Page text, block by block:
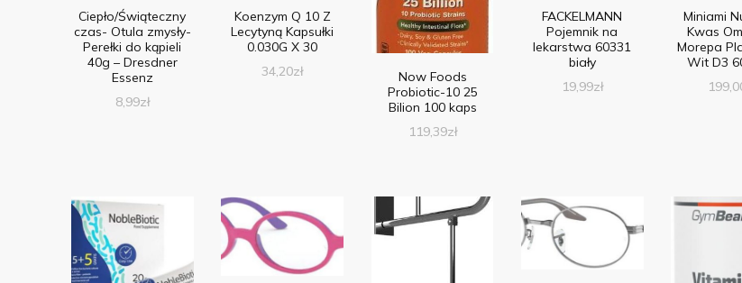
Ciepło/Świąteczny
czas- Otula zmysły-
Perełki do kąpieli
40g – Dresdner
Essenz
8,99zł
Koenzym Q 10 Z
Lecytyną Kapsułki
0.030G X 30
34,20zł
Now Foods
Probiotic-10 25
Bilion 100 kaps
119,39zł
FACKELMANN
Pojemnik na
lekarstwa 60331
biały
19,99zł
Miniami
Kwas
Morepa
Wit D3